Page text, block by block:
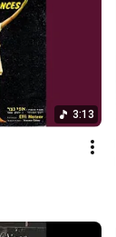
3:13